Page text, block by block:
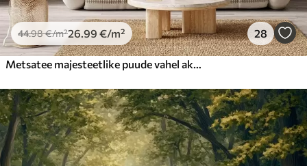
44.98€/m²26 .99 €/m² 28